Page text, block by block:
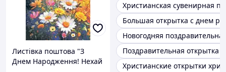
Листівка поштова "З
Днем Народження! Нехай
Христианская сувенирная
Большая открытка с днем
Новогодняя
Поздравительная открытка
Христианские открытки